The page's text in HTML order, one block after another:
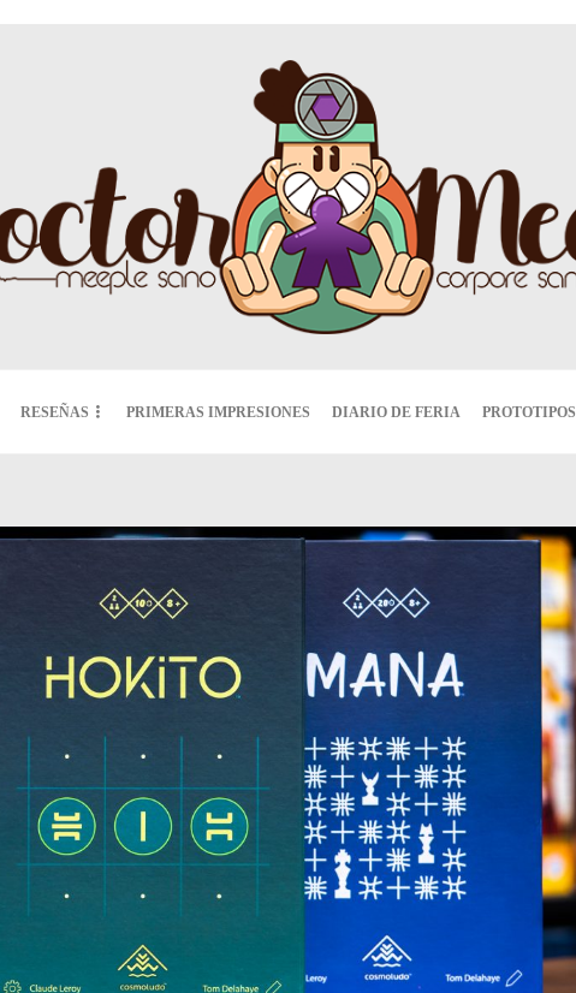
RESEÑAS PRIMERAS IMPRESIONES DIARIO DE FERIA PROTOTIPOS